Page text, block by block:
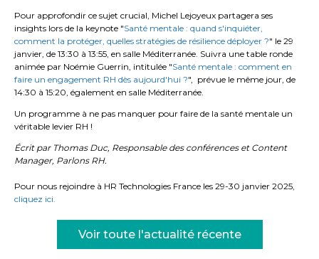
Pour approfondir ce sujet crucial, Michel Lejoyeux partagera ses
insights lors de la keynote "Santé mentale : quand s'inquiéter,
comment la protéger, quelles stratégies de résilience déployer ?" le 29
janvier, de 13:30 à 13:55, en salle Méditerranée. Suivra une table ronde
animée par Noémie Guerrin, intitulée "Santé mentale : comment en
faire un engagement RH dès aujourd'hui ?", prévue le même jour, de
14:30 à 15:20, également en salle Méditerranée.
Un programme à ne pas manquer pour faire de la santé mentale un
véritable levier RH !
Écrit par Thomas Duc, Responsable des conférences et Content
Manager, Parlons RH.
Pour nous rejoindre à HR Technologies France les 29-30 janvier 2025,
cliquez ici.
Voir toute l'actualité récente